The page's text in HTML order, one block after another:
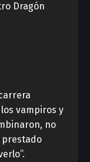
Dragón
vampiros y
no
prestado